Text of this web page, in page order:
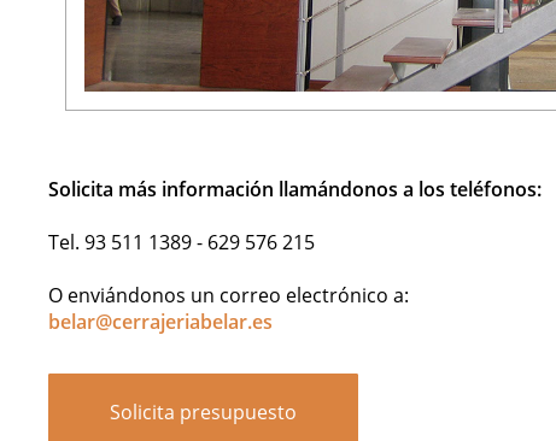
Solicita más información llamándonos a los teléfonos:
Tel. 93 511 1389 - 629 576 215
O enviándonos un correo electrónico a:
belar@cerrajeriabelar.es
Solicita presupuesto